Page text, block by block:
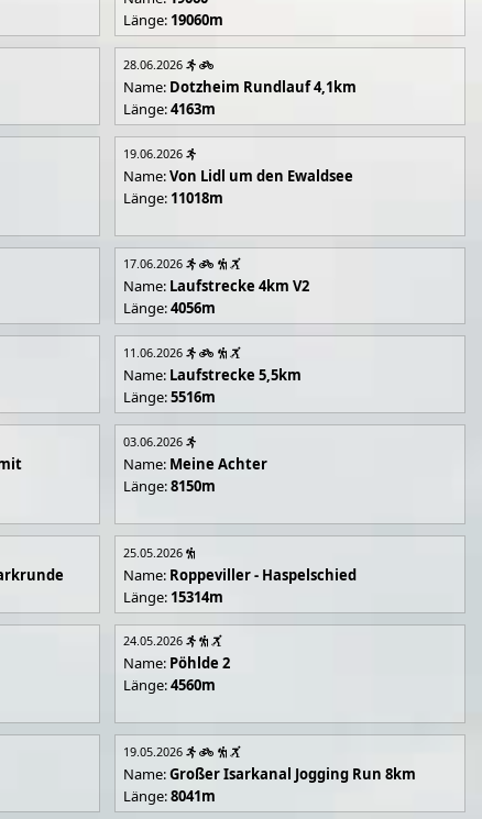
Länge: 19060m
28.06.2026
Name: Dotzheim Rundlauf 4,1km
Länge:4163m
19.06.2026
Name:Von Lidl um den Ewaldsee
Länge: 11018m
17.06.2026
Name: Laufstrecke 4km V2
Länge:4056m
11.06.2026
Name: Laufstrecke 5,5km
Länge:5516m
03.06.2026
Name: Meine Achter
Länge:8150m
25.05.2026
Name: Roppeviller - Haspelschied
Länge: 15314m
24.05.2026
Name: Pöhlde 2
Länge:4560m
19.05.2026
Name:Großer Isarkanal Jogging Run 8km
Länge:8041m